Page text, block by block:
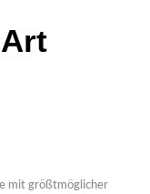
mit größtmöglicher